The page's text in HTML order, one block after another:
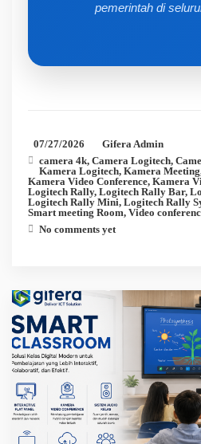
pemerintah di
07/27/2026
Gifera Admin
camera 4k, Camera Logitech,
Kamera Logitech, Kamera Meeting
Kamera Video Conference, Kamera
Logitech Rally, Logitech Rally Bar,
Logitech Rally Mini, Logitech Rally
Smart meeting Room, Video
No comments yet